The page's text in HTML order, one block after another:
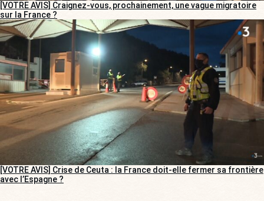
[VOTRE AVIS] Craignez-vous, prochainement, une vague migratoire
sur la France ?
[VOTRE AVIS] Crise de Ceuta : la France doit-elle fermer sa frontière
avec l’Espagne ?